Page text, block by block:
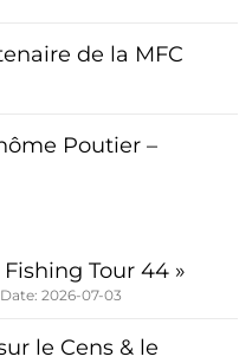
de la MFC
Poutier –
Tour 44 »
Date: 2026-07-03
le Cens & le